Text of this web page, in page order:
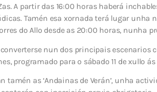
A partir das 16:00 horas haberá
Tamén esa xornada terá lugar unha
do Allo desde as 20:00 horas, nunha
nun dos principais escenarios
programado para o sábado 11 de xullo ás
tamén as ‘Andainas de Verán’, unha